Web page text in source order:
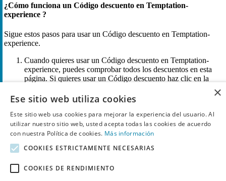
¿Cómo funciona un Código descuento en Temptation-
experience ?
Sigue estos pasos para usar un Código descuento en Temptation-
experience.
Cuando quieres usar un Código descuento en Temptation-
experience, puedes comprobar todos los descuentos en esta
página. Si quieres usar un Código descuento haz clic en la
cupón.
Entra en la página web de Temptation-experience y añade tus
productos en el carrito de la compra. Cuando estés listo para
hacer el pedido, copia el Código descuento que quieres usar
código).
Cuando hayas hecho esto, acude a la página de pago y busca
×
Ese sitio web utiliza cookies
Este sitio web usa cookies para mejorar la experiencia del usuario. Al
utilizar nuestro sitio web, usted acepta todas las cookies de acuerdo
con nuestra Política de cookies. Más información
COOKIES ESTRICTAMENTE NECESARIAS
COOKIES DE RENDIMIENTO